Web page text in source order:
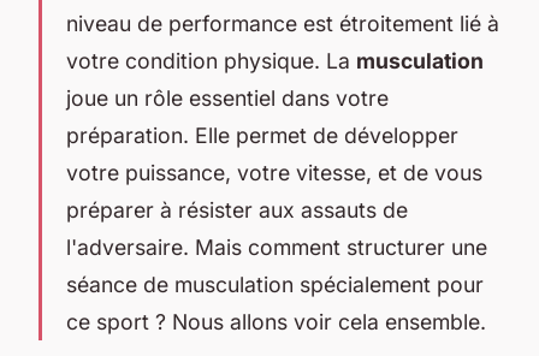
niveau de performance est étroitement lié à
votre condition physique. La musculation
joue un rôle essentiel dans votre
préparation. Elle permet de développer
votre puissance, votre vitesse, et de vous
préparer à résister aux assauts de
l'adversaire. Mais comment structurer une
séance de musculation spécialement pour
ce sport ? Nous allons voir cela ensemble.